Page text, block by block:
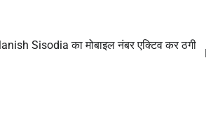
Sisodia का मोबाइल नंबर एक्टिव कर ठगी